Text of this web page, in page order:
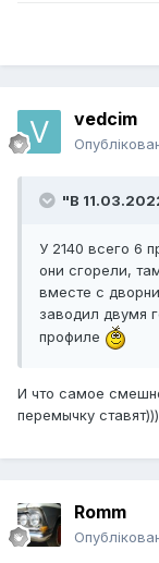
vedcim
"В
У 2140 всего 6
они сгорели,
вместе с
заводил двумя
профиле
И что самое
перемычку ставят)))
Romm